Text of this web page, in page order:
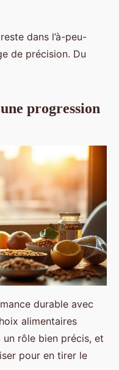
dans l’à-peu-
de précision. Du
progression
durable avec
alimentaires
rôle bien précis, et
pour en tirer le